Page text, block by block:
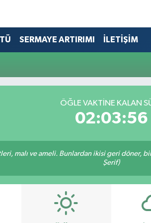
SERMAYE ARTIRIMI İLETİŞİM
ÖĞLE VAKTİNE KALAN
02:03:56
malı ve ameli. Bunlardan ikisi geri döner,
Şerif)